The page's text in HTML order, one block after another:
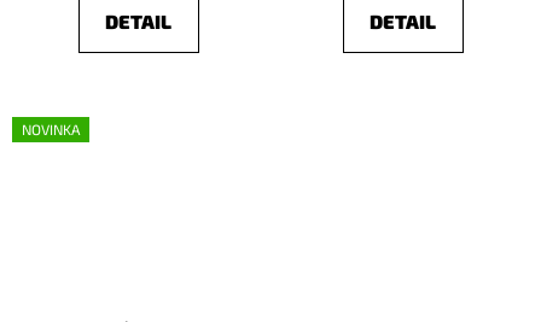
DETAIL DETAIL
NOVINKA